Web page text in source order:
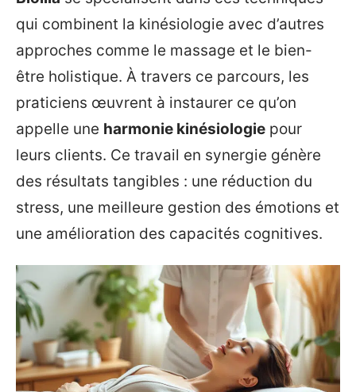
qui combinent la kinésiologie avec d’autres
approches comme le massage et le bien-
être holistique. À travers ce parcours, les
praticiens œuvrent à instaurer ce qu’on
appelle une harmonie kinésiologie pour
leurs clients. Ce travail en synergie génère
des résultats tangibles : une réduction du
stress, une meilleure gestion des émotions et
une amélioration des capacités cognitives.